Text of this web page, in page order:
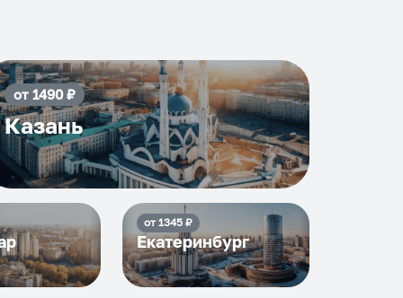
от1490₽
Казань
от 1345₽
Екатеринбург